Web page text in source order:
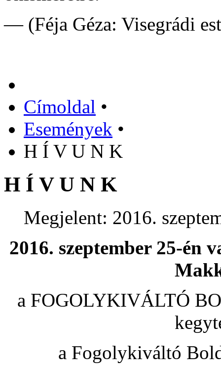
— (Féja Géza: Visegrádi
Címoldal •
Események •
H Í V U N K
H Í V U N K
Megjelent: 2016.
2016. szeptember 25-én
a FOGOLYKIVÁLTÓ
a Fogolykiváltó